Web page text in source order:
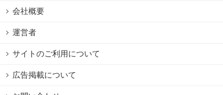
会社概要
運営者
サイトのご利用について
広告掲載について